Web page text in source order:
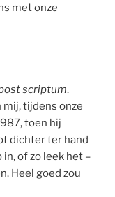
met onze
scriptum.
mij, tijdens onze
toen hij
dichter ter hand
in, of zo leek het –
Heel goed zou